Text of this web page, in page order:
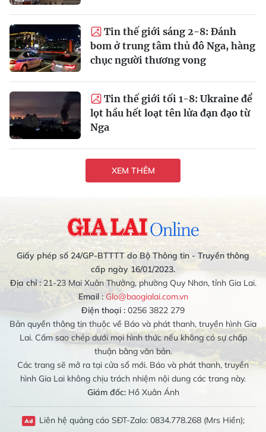
Tin thế giới sáng 2-8: Đánh
bom ở trung tâm thủ đô Nga, hàng
chục người thương vong
Tin thế giới tối 1-8: Ukraine để
lọt hầu hết loạt tên lửa đạn đạo từ
Nga
XEM THÊM
Giấy phép số 24/GP-BTTTT do Bộ Thông tin - Truyền thông
cấp ngày 16/01/2023.
Địa chỉ :21-23 Mai Xuân Thưởng, phường Quy Nhơn, tỉnh Gia Lai.
Email : Glo@baogialai.com.vn
Điện thoại : 0256 3822 279
Bản quyền thông tin thuộc về Báo và phát thanh, truyền hình Gia
Lai. Cấm sao chép dưới mọi hình thức nếu không có sự chấp
thuận bằng văn bản.
Các trang sẽ mở ra tại cửa sổ mới. Báo và phát thanh, truyền
hình Gia Lai không chịu trách nhiệm nội dung các trang này.
Giám đốc:Hồ Xuân Ánh
Liên hệ quảng cáo SĐT-Zalo: 0834.778.268 (Mrs Hiền);